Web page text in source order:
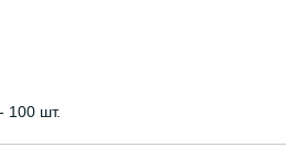
100 шт.